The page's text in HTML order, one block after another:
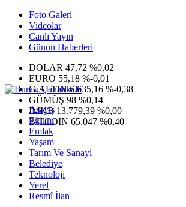
Foto Galeri
Videolar
Canlı Yayın
Günün Haberleri
DOLAR 47,72 %0,02
EURO 55,18 %-0,01
G.ALTIN6.635,16 %-0,38
GÜMÜŞ 98 %0,14
IMKB 13.779,39 %0,00
BITCOIN 65.047 %0,40
Asayiş
Eğitim
Emlak
Yaşam
Tarım Ve Sanayi
Belediye
Teknoloji
Yerel
Resmî İlan